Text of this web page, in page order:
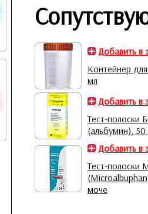
Добавить в
Контейнер
мл
Добавить в
Тест-полоски
(альбумин), 50
Добавить в
Тест-полоски
моче